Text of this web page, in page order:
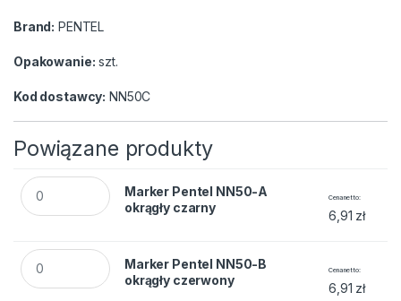
Brand: PENTEL
Opakowanie: szt.
Kod dostawcy: NN50C
Powiązane produkty
Marker Pentel NN50-A okrągły czarny quantity
Marker Pentel NN50-A
okrągły czarny
Cena netto
6,91 zł
Marker Pentel NN50-B okrągły czerwony quantity
Marker Pentel NN50-B
okrągły czerwony
Cena netto
6,91 zł